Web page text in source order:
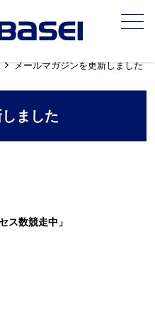
メニュー
メールマガジンを更新しました
ました
ス数競走中」